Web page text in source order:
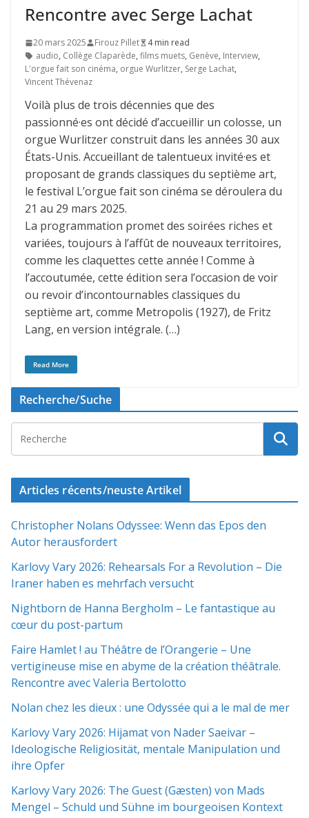
Rencontre avec Serge Lachat
20 mars 2025 Firouz Pillet
4 min read
audio, Collège Claparède, films muets, Genève, Interview,
L'orgue fait son cinéma, orgue Wurlitzer, Serge Lachat,
Vincent Thévenaz
Voilà plus de trois décennies que des
passionné·es ont décidé d’accueillir un colosse, un
orgue Wurlitzer construit dans les années 30 aux
États-Unis. Accueillant de talentueux invité·es et
proposant de grands classiques du septième art,
le festival L’orgue fait son cinéma se déroulera du
21 au 29 mars 2025.
La programmation promet des soirées riches et
variées, toujours à l’affût de nouveaux territoires,
comme les claquettes cette année ! Comme à
l’accoutumée, cette édition sera l’occasion de voir
ou revoir d’incontournables classiques du
septième art, comme Metropolis (1927), de Fritz
Lang, en version intégrale. (…)
Read More
Recherche/Suche
Articles récents/neuste Artikel
Christopher Nolans Odyssee: Wenn das Epos den
Autor herausfordert
Karlovy Vary 2026: Rehearsals For a Revolution – Die
Iraner haben es mehrfach versucht
Nightborn de Hanna Bergholm – Le fantastique au
cœur du post-partum
Faire Hamlet ! au Théâtre de l’Orangerie – Une
vertigineuse mise en abyme de la création théâtrale.
Rencontre avec Valeria Bertolotto
Nolan chez les dieux : une Odyssée qui a le mal de mer
Karlovy Vary 2026: Hijamat von Nader Saeivar​​ –
Ideologische Religiosität, mentale Manipulation und
ihre Opfer
Karlovy Vary 2026: The Guest (Gæsten) von Mads
Mengel – Schuld und Sühne im bourgeoisen Kontext